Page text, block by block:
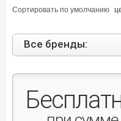
Сортировать поумолчанию
Все бренды: